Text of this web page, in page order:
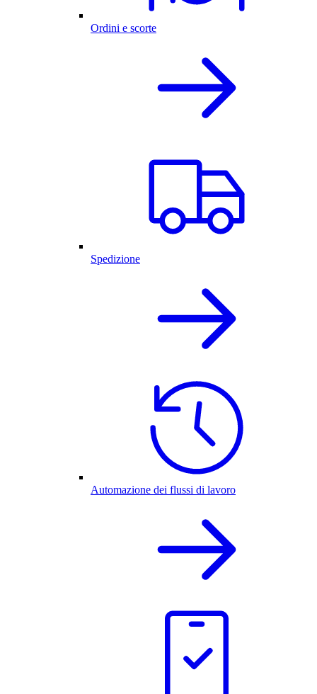
Ordini e scorte
Spedizione
Automazione dei flussi di lavoro